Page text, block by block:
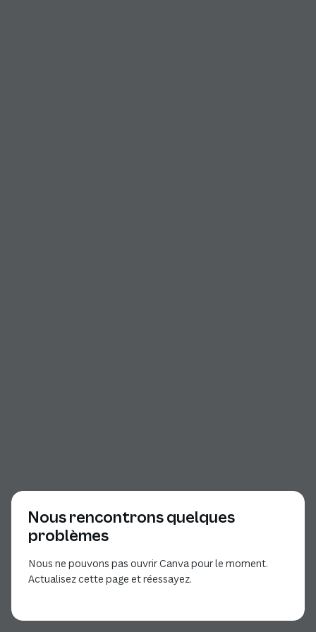
Nous rencontrons quelques
problèmes
Nous ne pouvons pas ouvrir Canva pour le moment.
Actualisez cette page et réessayez.